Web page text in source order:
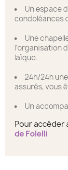
Un espace
condoléances
Une
l’organisation
laïque.
24h/24h
assurés, vous
Un
Pour accéder
de Folelli